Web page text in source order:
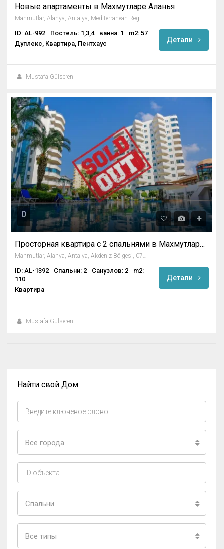
Новые апартаменты в Махмутларе Аланья
Mahmutlar, Alanya, Antalya, Mediterranean Region, 3263, Turkey
ID: AL-992 Постель: 1,3,4 ванна: 1
m2: 57
Дуплекс, Квартира, Пентхаус
Детали
Mustafa Gülseren
0
Просторная квартира с 2 спальнями в Махмутларе / Аланья
ID: AL-1392 Спальни: 2 Санузлов: 2
m2:
110
Квартира
Детали
Mustafa Gülseren
Найти свой Дом
Все города
Спальни
Все типы